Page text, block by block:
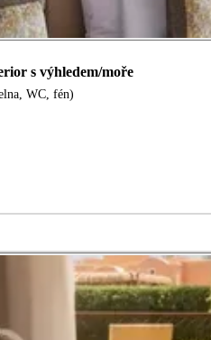
s výhledem/moře
WC, fén)